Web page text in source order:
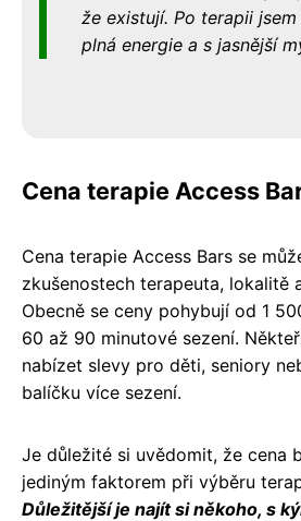
že existují. Po terapii
plná energie a s jasnější
Cena terapie Access
Cena terapie Access Bars se
zkušenostech terapeuta, lokalitě
Obecně se ceny pohybují od 1
60 až 90 minutové sezení.
nabízet slevy pro děti, seniory
balíčku více sezení.
Je důležité si uvědomit, že cena
jediným faktorem při výběru
Důležitější je najít si někoho, s